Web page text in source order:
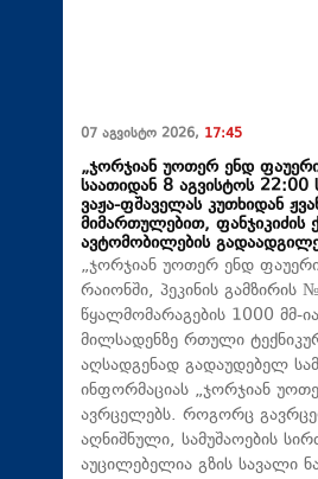
07 აგვისტო 2026, 17:45
„ჯორჯიან უოთერ ენდ
საათიდან 8 აგვისტოს 22:00
ვაჟა-ფშაველას კუთხიდან
მიმართულებით, ფანჯიკიძის
ავტომობილების
„ჯორჯიან უოთერ ენდ
რაიონში, პეკინის გამზირის
წყალმომარაგების 1000 მმ-
მილსადენზე რთული
აღსადგენად გადაუდებელ
ინფორმაციას „ჯორჯიან
ავრცელებს. როგორც
აღნიშნული, სამუშაოების
აუცილებელია გზის სავალი